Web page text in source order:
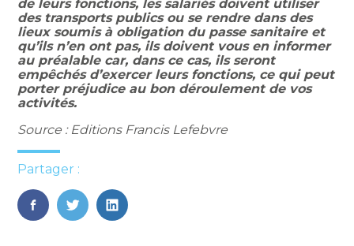
de leurs fonctions, les salariés doivent utiliser
des transports publics ou se rendre dans des
lieux soumis à obligation du passe sanitaire et
qu’ils n’en ont pas, ils doivent vous en informer
au préalable car, dans ce cas, ils seront
empêchés d’exercer leurs fonctions, ce qui peut
porter préjudice au bon déroulement de vos
activités.
Source : Editions Francis Lefebvre
Partager :
FaceBook
TwitterLinkedIn